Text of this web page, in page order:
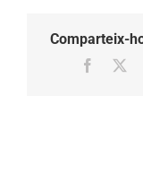
Comparteix-